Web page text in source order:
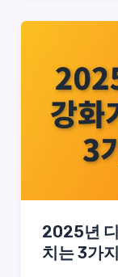
2025년
치는 3가